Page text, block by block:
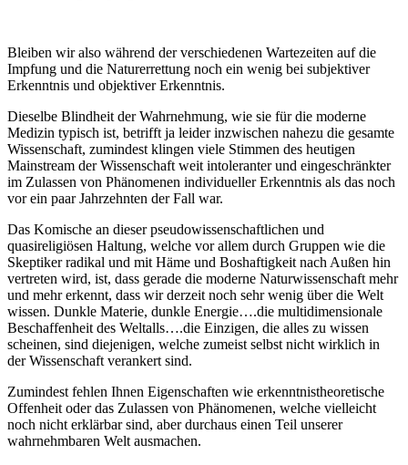
Bleiben wir also während der verschiedenen Wartezeiten auf die
Impfung und die Naturerrettung noch ein wenig bei subjektiver
Erkenntnis und objektiver Erkenntnis.
Dieselbe Blindheit der Wahrnehmung, wie sie für die moderne
Medizin typisch ist, betrifft ja leider inzwischen nahezu die gesamte
Wissenschaft, zumindest klingen viele Stimmen des heutigen
Mainstream der Wissenschaft weit intoleranter und eingeschränkter
im Zulassen von Phänomenen individueller Erkenntnis als das noch
vor ein paar Jahrzehnten der Fall war.
Das Komische an dieser pseudowissenschaftlichen und
quasireligiösen Haltung, welche vor allem durch Gruppen wie die
Skeptiker radikal und mit Häme und Boshaftigkeit nach Außen hin
vertreten wird, ist, dass gerade die moderne Naturwissenschaft mehr
und mehr erkennt, dass wir derzeit noch sehr wenig über die Welt
wissen. Dunkle Materie, dunkle Energie….die multidimensionale
Beschaffenheit des Weltalls….die Einzigen, die alles zu wissen
scheinen, sind diejenigen, welche zumeist selbst nicht wirklich in
der Wissenschaft verankert sind.
Zumindest fehlen Ihnen Eigenschaften wie erkenntnistheoretische
Offenheit oder das Zulassen von Phänomenen, welche vielleicht
noch nicht erklärbar sind, aber durchaus einen Teil unserer
wahrnehmbaren Welt ausmachen.